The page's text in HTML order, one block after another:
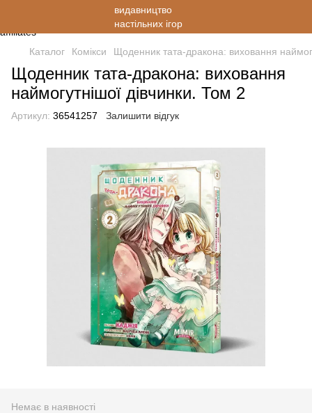
Каталог Комікси Щоденник тата-дракона: виховання
Щоденник тата-дракона: виховання
наймогутнішої дівчинки. Том 2
Артикул: 36541257 Залишити відгук
Немає в наявності